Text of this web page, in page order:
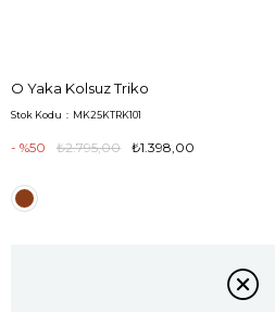
O Yaka Kolsuz Triko
Stok Kodu MK25KTRK101
50 ₺2.795,00 ₺1.398,00